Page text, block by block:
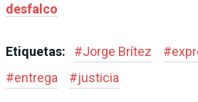
desfalco
Etiquetas: #Jorge Brítez #
#entrega #justicia